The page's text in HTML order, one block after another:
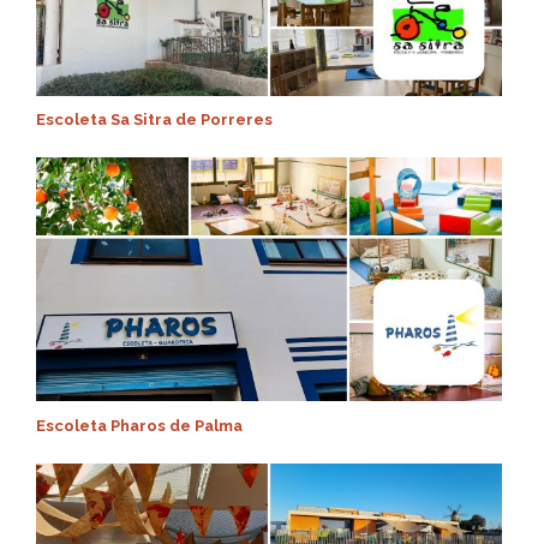
Escoleta Sa Sitra de Porreres
Escoleta Pharos de Palma